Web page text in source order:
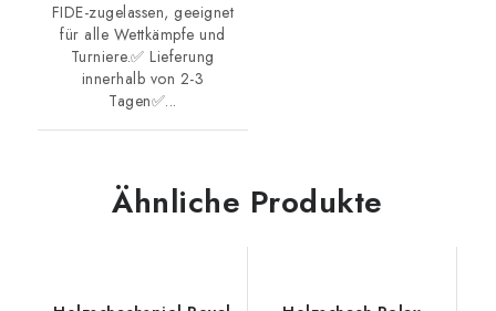
FIDE-zugelassen, geeignet
für alle Wettkämpfe und
Turniere.✅ Lieferung
innerhalb von 2-3
Tagen✅...
Ähnliche Produkte